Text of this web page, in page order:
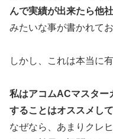
んで実績が出来たら他
みたいな事が書かれてお
しかし、これは本当に
私はアコムACマスター
することはオススメし
なぜなら、あまりクレ